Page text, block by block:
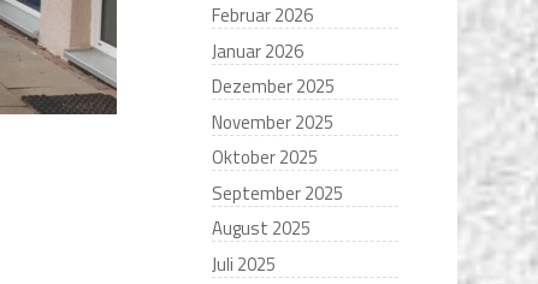
Februar 2026
Januar 2026
Dezember 2025
November 2025
Oktober 2025
September 2025
August 2025
Juli 2025